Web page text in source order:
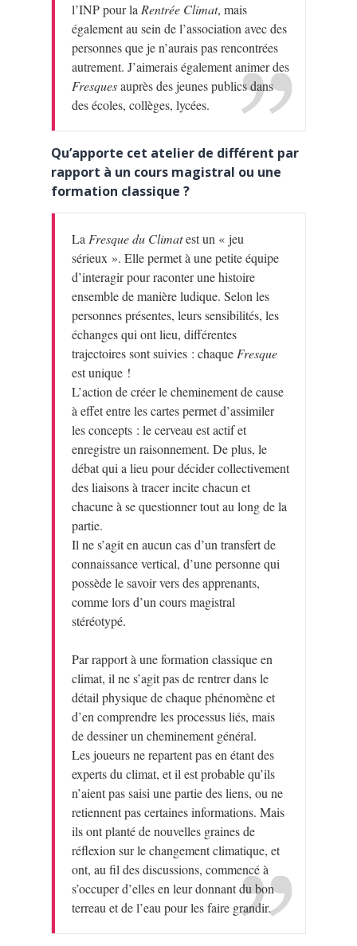
l’INP pour la Rentrée Climat, mais
également au sein de l’association avec des
personnes que je n’aurais pas rencontrées
autrement. J’aimerais également animer des
Fresquesauprès des jeunes publics dans
des écoles, collèges, lycées.
Qu’apporte cet atelier de différent par
rapport à un cours magistral ou une
formation classique ?
La Fresque du Climatest un « jeu
sérieux ». Elle permet à une petite équipe
d’interagir pour raconter une histoire
ensemble de manière ludique. Selon les
personnes présentes, leurs sensibilités, les
échanges qui ont lieu, différentes
trajectoires sont suivies : chaque Fresque
est unique !
L’action de créer le cheminement de cause
à effet entre les cartes permet d’assimiler
les concepts : le cerveau est actif et
enregistre un raisonnement. De plus, le
débat qui a lieu pour décider collectivement
des liaisons à tracer incite chacun et
chacune à se questionner tout au long de la
partie.
Il ne s’agit en aucun cas d’un transfert de
connaissance vertical, d’une personne qui
possède le savoir vers des apprenants,
comme lors d’un cours magistral
stéréotypé.
Par rapport à une formation classique en
climat, il ne s’agit pas de rentrer dans le
détail physique de chaque phénomène et
d’en comprendre les processus liés, mais
de dessiner un cheminement général.
Les joueurs ne repartent pas en étant des
experts du climat, et il est probable qu’ils
n’aient pas saisi une partie des liens, ou ne
retiennent pas certaines informations. Mais
ils ont planté de nouvelles graines de
réflexion sur le changement climatique, et
ont, au fil des discussions, commencé à
s’occuper d’elles en leur donnant du bon
terreau et de l’eau pour les faire grandir.